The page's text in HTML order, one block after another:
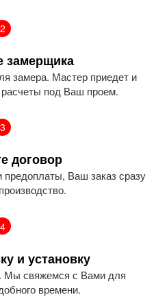
2
замерщика
замера. Мастер приедет и
под Ваш проем.
3
договор
предоплаты, Ваш заказ сразу
4
и установку
Мы свяжемся с Вами для
времени.